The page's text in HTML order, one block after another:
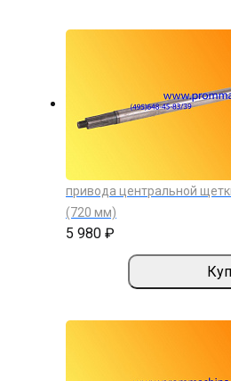
привода центральной
(720 мм)
5 980 ₽